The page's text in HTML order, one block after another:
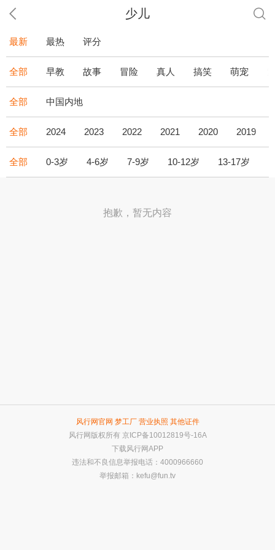
少儿
最新 最热 评分
全部 早教 故事 冒险 真人 搞笑 萌宠
全部 中国内地
全部 2024 2023 2022 2021 2020 2019
全部 0-3岁 4-6岁 7-9岁 10-12岁 13-17岁
抱歉，暂无内容
风行网官网 梦工厂 营业执照 其他证件
风行网版权所有 京ICP备10012819号-16A
下载风行网APP
违法和不良信息举报电话：4000966660
举报邮箱： kefu@fun.tv